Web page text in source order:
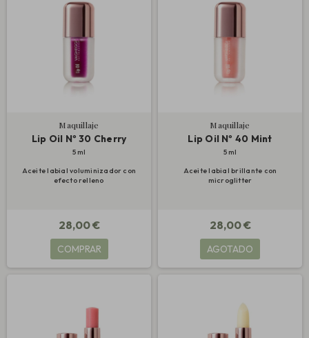
Maquillaje
Lip Oil Nº 30 Cherry
5 ml
Aceite labial voluminizador con
efecto relleno
28,00 €
COMPRAR
Maquillaje
Lip Oil Nº 40 Mint
5 ml
Aceite labial brillante con
microglitter
28,00 €
AGOTADO